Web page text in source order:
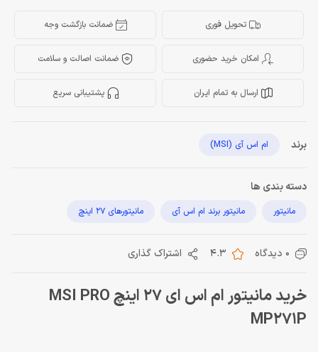
تحویل فوری ضمانت بازگشت وجه
امکان خرید حضوری ضمانت اصالت و سلامت
ارسال به تمام ایران پشتیبانی سریع
برند ام اس آی (MSI)
دسته بندی ها
مانیتور مانیتور برند ام اس آی مانیتورهای 27 اینچ
0 دیدگاه 4.3 اشتراک گذاری
خرید مانیتور ام اس ای 27 اینچ MSI PRO
MP271P